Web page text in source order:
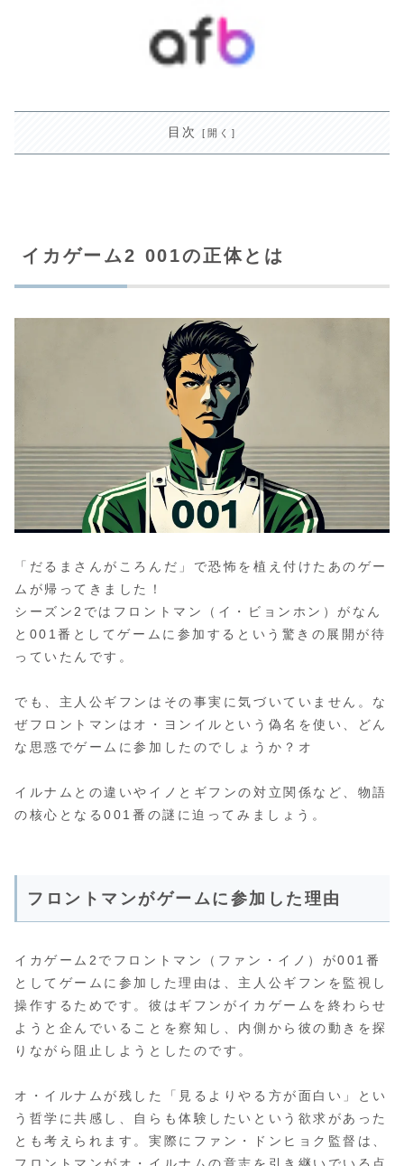
目次
イカゲーム2 001の正体とは
「だるまさんがころんだ」で恐怖を植え付けたあのゲー
ムが帰ってきました！
シーズン2ではフロントマン（イ・ビョンホン）がなん
と001番としてゲームに参加するという驚きの展開が待
っていたんです。
でも、主人公ギフンはその事実に気づいていません。な
ぜフロントマンはオ・ヨンイルという偽名を使い、どん
な思惑でゲームに参加したのでしょうか？オ
イルナムとの違いやイノとギフンの対立関係など、物語
の核心となる001番の謎に迫ってみましょう。
フロントマンがゲームに参加した理由
イカゲーム2でフロントマン（ファン・イノ）が001番
としてゲームに参加した理由は、主人公ギフンを監視し
操作するためです。彼はギフンがイカゲームを終わらせ
ようと企んでいることを察知し、内側から彼の動きを探
りながら阻止しようとしたのです。
オ・イルナムが残した「見るよりやる方が面白い」とい
う哲学に共感し、自らも体験したいという欲求があった
とも考えられます。実際にファン・ドンヒョク監督は、
フロントマンがオ・イルナムの意志を引き継いでいる点